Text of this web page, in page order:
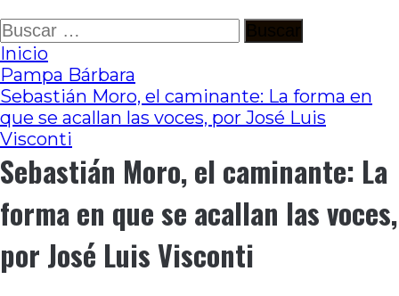
Ir
al
contenido
Buscar:
Inicio
Pampa Bárbara
Sebastián Moro, el caminante: La forma en
que se acallan las voces, por José Luis
Visconti
Sebastián Moro, el caminante: La
forma en que se acallan las voces,
por José Luis Visconti